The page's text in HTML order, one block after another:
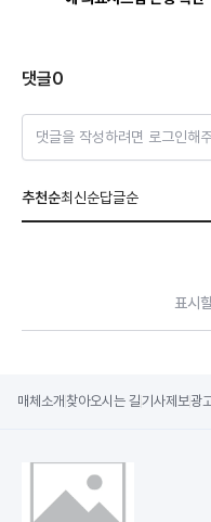
댓글0
댓글을 작성하려면 로그인해
추천순최신순답글순
표시
매체소개 찾아오시는 길기사제보광